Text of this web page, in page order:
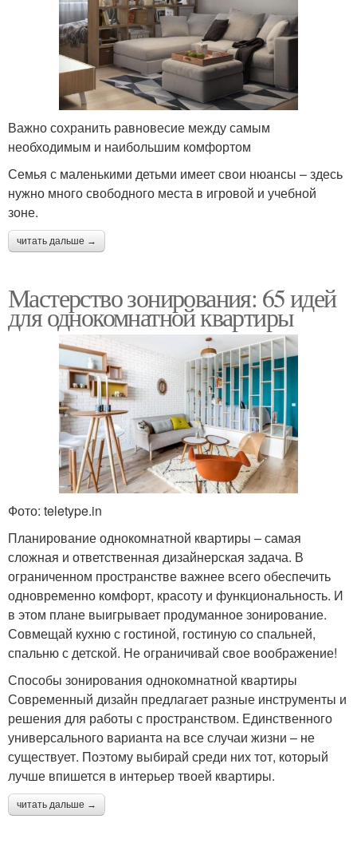
Важно сохранить равновесие между самым
необходимым и наибольшим комфортом
Семья с маленькими детьми имеет свои нюансы – здесь
нужно много свободного места в игровой и учебной
зоне.
читать дальше →
Мастерство зонирования: 65 идей
для однокомнатной квартиры
Фото: teletype.in
Планирование однокомнатной квартиры – самая
сложная и ответственная дизайнерская задача. В
ограниченном пространстве важнее всего обеспечить
одновременно комфорт, красоту и функциональность. И
в этом плане выигрывает продуманное зонирование.
Совмещай кухню с гостиной, гостиную со спальней,
спальню с детской. Не ограничивай свое воображение!
Способы зонирования однокомнатной квартиры
Современный дизайн предлагает разные инструменты и
решения для работы с пространством. Единственного
универсального варианта на все случаи жизни – не
существует. Поэтому выбирай среди них тот, который
лучше впишется в интерьер твоей квартиры.
читать дальше →